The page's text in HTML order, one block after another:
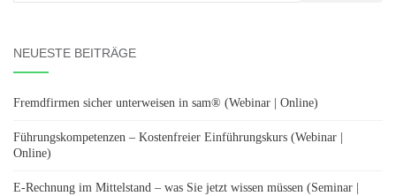
NEUESTE BEITRÄGE
Fremdfirmen sicher unterweisen in sam® (Webinar | Online)
Führungskompetenzen – Kostenfreier Einführungskurs (Webinar |
Online)
E-Rechnung im Mittelstand – was Sie jetzt wissen müssen (Seminar |